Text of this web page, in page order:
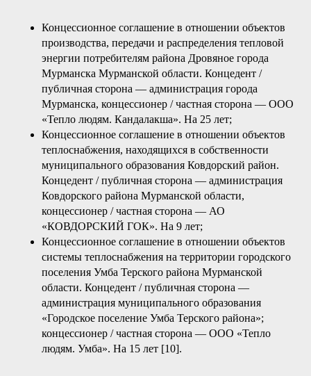
Концессионное соглашение в отношении объектов
производства, передачи и распределения тепловой
энергии потребителям района Дровяное города
Мурманска Мурманской области. Концедент /
публичная сторона — администрация города
Мурманска, концессионер / частная сторона — ООО
«Тепло людям. Кандалакша». На 25 лет;
Концессионное соглашение в отношении объектов
теплоснабжения, находящихся в собственности
муниципального образования Ковдорский район.
Концедент / публичная сторона — администрация
Ковдорского района Мурманской области,
концессионер / частная сторона — АО
«КОВДОРСКИЙ ГОК». На 9 лет;
Концессионное соглашение в отношении объектов
системы теплоснабжения на территории городского
поселения Умба Терского района Мурманской
области. Концедент / публичная сторона —
администрация муниципального образования
«Городское поселение Умба Терского района»;
концессионер / частная сторона — ООО «Тепло
людям. Умба». На 15 лет [10].